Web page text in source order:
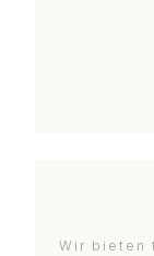
Wir bieten